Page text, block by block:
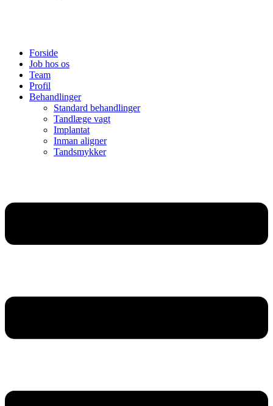
Forside
Job hos os
Team
Profil
Behandlinger
Standard behandlinger
Tandlæge vagt
Implantat
Inman aligner
Tandsmykker